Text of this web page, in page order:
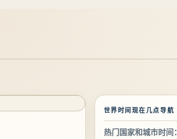
世界时间现在几点导航
热门国家和城市时间：